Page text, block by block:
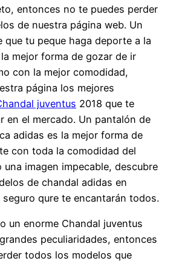
entonces no te puedes perder
de nuestra página web. Un
que tu peque haga deporte a la
mejor forma de gozar de ir
con la mejor comodidad,
página los mejores
juventus 2018 que te
en el mercado. Un pantalón de
adidas es la mejor forma de
con toda la comodidad del
una imagen impecable, descubre
de chandal adidas en
qure te encantarán todos.
un enorme Chandal juventus
peculiaridades, entonces
todos los modelos que